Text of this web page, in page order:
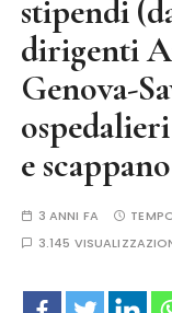
stipendi
dirigenti
Genova-
e
3 ANNI FA
3.145